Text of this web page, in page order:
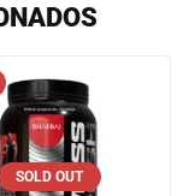
SOLD OUT